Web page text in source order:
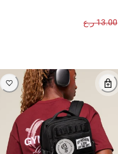
13.00 ر.ع